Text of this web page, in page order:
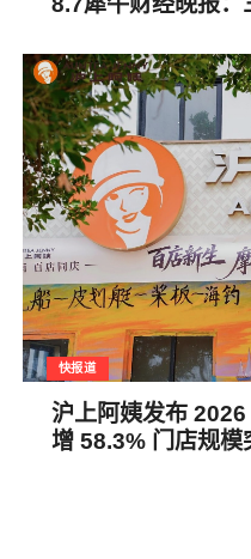
快报道
沪上阿姨发布
增 58.3% 门店规